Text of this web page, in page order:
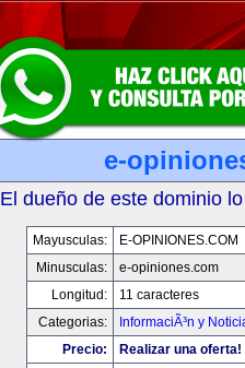
e-
El dueño de este dominio
Mayusculas:
E-OPINIONES.COM
Minusculas:
e-opiniones.com
Longitud:
11 caracteres
Categorias:
InformaciÃ³n y
Precio:
Realizar una oferta!